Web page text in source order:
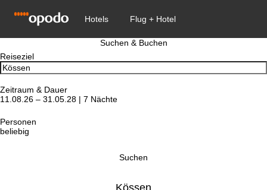
Suchen & Buchen
Reiseziel
Zeitraum & Dauer
11.08.26 – 31.05.28 | 7 Nächte
Personen
beliebig
Suchen
Kössen